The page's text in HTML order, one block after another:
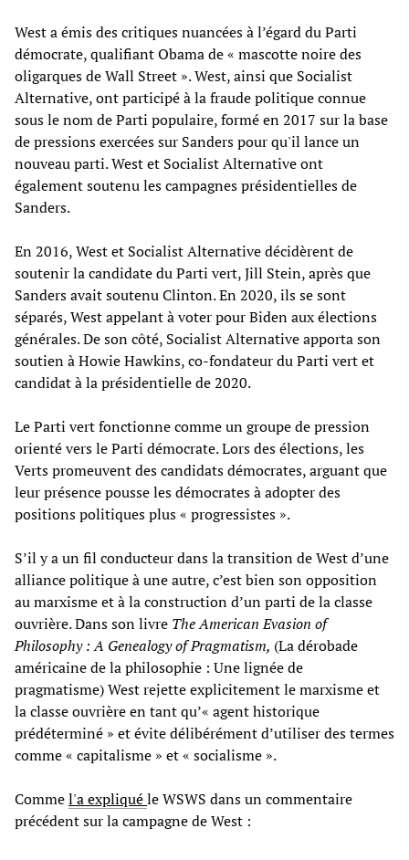
West a émis des critiques nuancées à l’égard du Parti
démocrate, qualifiant Obama de « mascotte noire des
oligarques de Wall Street ». West, ainsi que Socialist
Alternative, ont participé à la fraude politique connue
sous le nom de Parti populaire, formé en 2017 sur la base
de pressions exercées sur Sanders pour qu'il lance un
nouveau parti. West et Socialist Alternative ont
également soutenu les campagnes présidentielles de
Sanders.
En 2016, West et Socialist Alternative décidèrent de
soutenir la candidate du Parti vert, Jill Stein, après que
Sanders avait soutenu Clinton. En 2020, ils se sont
séparés, West appelant à voter pour Biden aux élections
générales. De son côté, Socialist Alternative apporta son
soutien à Howie Hawkins, co-fondateur du Parti vert et
candidat à la présidentielle de 2020.
Le Parti vert fonctionne comme un groupe de pression
orienté vers le Parti démocrate. Lors des élections, les
Verts promeuvent des candidats démocrates, arguant que
leur présence pousse les démocrates à adopter des
positions politiques plus « progressistes ».
S’il y a un fil conducteur dans la transition de West d’une
alliance politique à une autre, c’est bien son opposition
au marxisme et à la construction d’un parti de la classe
ouvrière. Dans son livre The American Evasion of
Philosophy : A Genealogy of Pragmatism, (La dérobade
américaine de la philosophie : Une lignée de
pragmatisme) West rejette explicitement le marxisme et
la classe ouvrière en tant qu’« agent historique
prédéterminé » et évite délibérément d’utiliser des termes
comme « capitalisme » et « socialisme ».
Commel'a expliquéle WSWS dans un commentaire
précédent sur la campagne de West :